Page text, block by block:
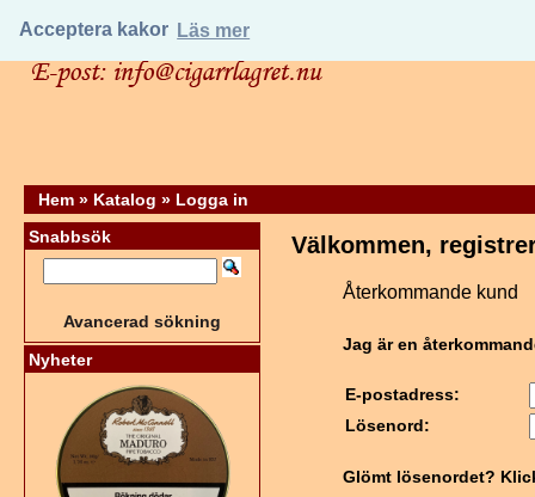
Acceptera kakor Läs mer
Hem » Katalog » Logga in
Välkommen,
Återkommande kund
Jag är en
E-postadress:
Lösenord:
Glömt lösenordet?
Snabbsök
Avancerad sökning
Nyheter